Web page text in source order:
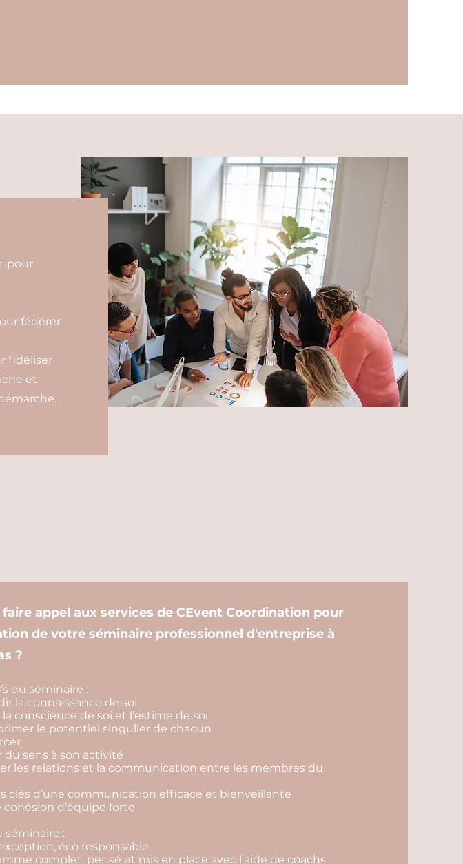
pour
fédérer
fidéliser
et
appel aux services de CEvent Coordination pour
de votre séminaire professionnel d'entreprise à
?
du séminaire :
la connaissance de soi
la conscience de soi et l’estime de soi
le potentiel singulier de chacun
du sens à son activité
les relations et la communication entre les membres du
clés d’une communication efficace et bienveillante
cohésion d’équipe forte
séminaire :
éco responsable
complet, pensé et mis en place avec l’aide de coachs